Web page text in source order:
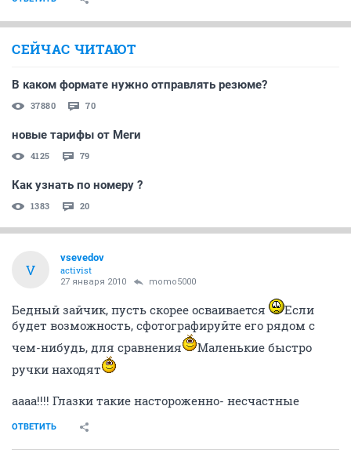
СЕЙЧАС ЧИТАЮТ
В каком формате нужно отправлять резюме?
37880 70
новые тарифы от Меги
4125 79
Как узнать по номеру ?
1383 20
V
vsevedov
activist
27 января 2010 momo5000
Бедный зайчик, пусть скорее осваивается
Если
будет возможность, сфотографируйте его рядом с
чем-нибудь, для сравнения
Маленькие быстро
ручки находят
аааа!!!! Глазки такие настороженно- несчастные
ОТВЕТИТЬ